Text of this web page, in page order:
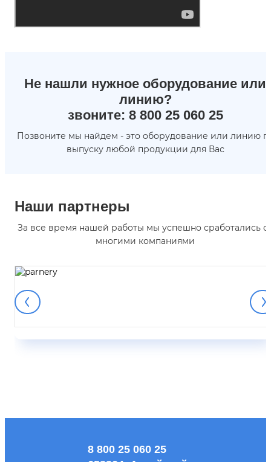
Не нашли нужное оборудование или
линию?
звоните: 8 800 25 060 25
Позвоните мы найдем - это оборудование или линию
выпуску любой продукции для Вас
Наши партнеры
За все время нашей работы мы успешно сработались
многими компаниями
8 800 25 060 25